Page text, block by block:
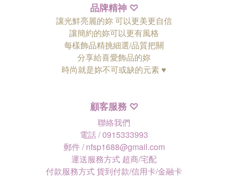
品牌精神 ♡
讓光鮮亮麗的妳 可以更美更自信
讓簡約的妳可以更有風格
每樣飾品精挑細選/品質把關
分享給喜愛飾品的妳
時尚就是妳不可或缺的元素 ♥
顧客服務 ♡
聯絡我們
電話 / 0915333993
郵件 / nfsp1688@gmail.com
運送服務方式 超商/宅配
付款服務方式 貨到付款/信用卡/金融卡